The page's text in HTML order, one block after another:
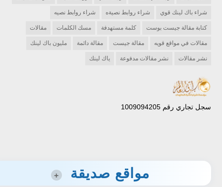
شراء باك لينك قوي شراء روابط نصيةه شراء روابط نصيه
كتابة مقالة جيست بوست كلمة مستهدفة مسك الكلمات مقالات
مقالات في مواقع قويه مقالة جيست مقالة دائمة مليون باك لينك
نشر مقالات نشر مقالات مدفوعة ياك لينك
سجل تجاري رقم 1009094205
مواقع صديقة +